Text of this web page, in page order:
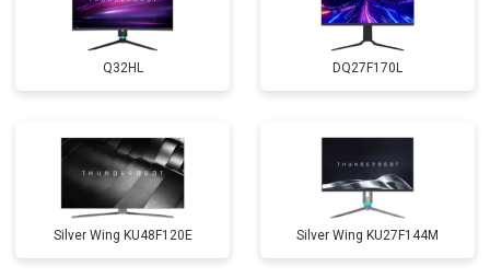
Q32HL DQ27F170L
Silver Wing KU48F120E Silver Wing KU27F144M